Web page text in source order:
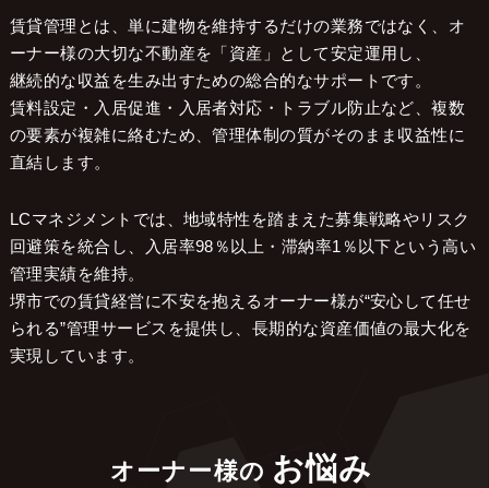
賃貸管理とは、単に建物を維持するだけの業務ではなく、オ
ーナー様の大切な不動産を「資産」として安定運用し、
継続的な収益を生み出すための総合的なサポートです。
賃料設定・入居促進・入居者対応・トラブル防止など、複数
の要素が複雑に絡むため、管理体制の質がそのまま収益性に
直結します。
LCマネジメントでは、地域特性を踏まえた募集戦略やリスク
回避策を統合し、入居率98％以上・滞納率1％以下という高い
管理実績を維持。
堺市での賃貸経営に不安を抱えるオーナー様が“安心して任せ
られる”管理サービスを提供し、長期的な資産価値の最大化を
実現しています。
オーナー様の お悩み